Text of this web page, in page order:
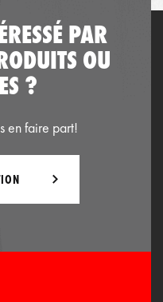
PAR
OU
?
en faire part!